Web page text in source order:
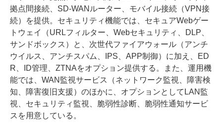
拠点間接続、SD-WANルーター、モバイル接続（VPN接
続）を提供。セキュリティ機能では、セキュアWebゲー
トウェイ（URLフィルター、Webセキュリティ、DLP、
サンドボックス）と、次世代ファイアウォール（アンチ
ウイルス、アンチスパム、IPS、APP制御）に加え、ED
R、ID管理、ZTNAをオプション提供する。また、運用機
能では、WAN監視サービス（ネットワーク監視、障害検
知、障害復旧支援）のほかに、オプションとしてLAN監
視、セキュリティ監視、脆弱性診断、脆弱性通知サービ
スを用意している。